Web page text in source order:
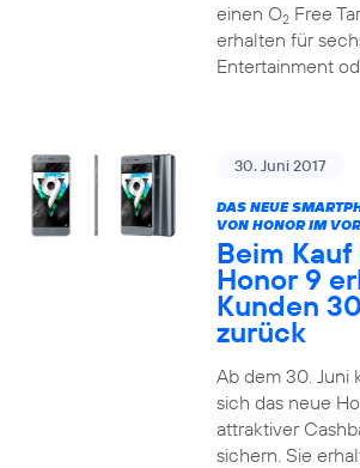
einen O2Free
erhalten für
Entertainment
30. Juni 2017
DAS NEUE
VON HONOR IM
Beim
Honor 9
Kunden
zurück
Ab dem 30. Juni
sich das neue
attraktiver
sichern. Sie